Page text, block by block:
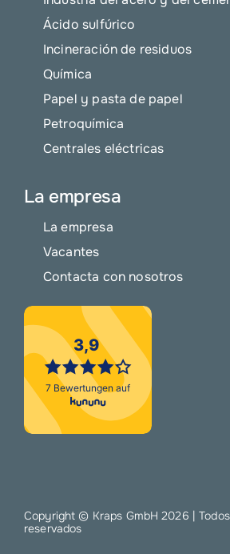
Ácido sulfúrico
Incineración de residuos
Química
Papel y pasta de papel
Petroquímica
Centrales eléctricas
La empresa
La empresa
Vacantes
Contacta con nosotros
Copyright © Kraps GmbH2026 |
reservados